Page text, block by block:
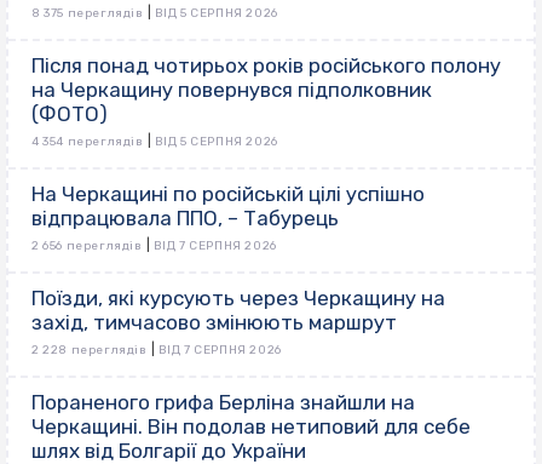
8 375 переглядів ВІД 5 СЕРПНЯ 2026
Після понад чотирьох років російського полону
на Черкащину повернувся підполковник
(ФОТО)
4 354 переглядів ВІД 5 СЕРПНЯ 2026
На Черкащині по російській цілі успішно
відпрацювала ППО, – Табурець
2 656 переглядів ВІД 7 СЕРПНЯ 2026
Поїзди, які курсують через Черкащину на
захід, тимчасово змінюють маршрут
2 228 переглядів ВІД 7 СЕРПНЯ 2026
Пораненого грифа Берліна знайшли на
Черкащині. Він подолав нетиповий для себе
шлях від Болгарії до України